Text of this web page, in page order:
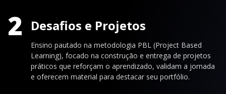
2 Desafios e Projetos
Ensino pautado na metodologia PBL (Project Based
Learning), focado na construção e entrega de projetos
práticos que reforçam o aprendizado, validam a jornada
e oferecem material para destacar seu portfólio.